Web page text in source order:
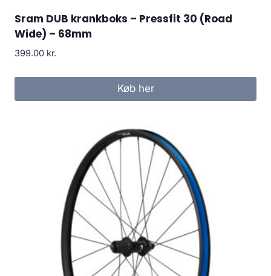
Sram DUB krankboks – Pressfit 30 (Road
Wide) – 68mm
399.00 kr.
Køb her